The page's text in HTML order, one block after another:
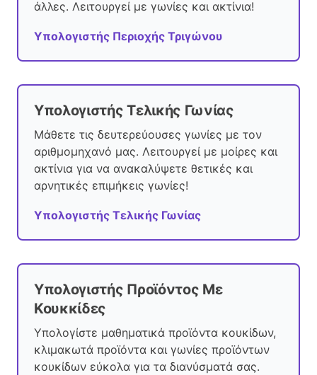
άλλες. Λειτουργεί με γωνίες και ακτίνια!
Υπολογιστής Περιοχής Τριγώνου
Υπολογιστής Τελικής Γωνίας
Μάθετε τις δευτερεύουσες γωνίες με τον
αριθμομηχανό μας. Λειτουργεί με μοίρες και
ακτίνια για να ανακαλύψετε θετικές και
αρνητικές επιμήκεις γωνίες!
Υπολογιστής Τελικής Γωνίας
Υπολογιστής Προϊόντος Με
Κουκκίδες
Υπολογίστε μαθηματικά προϊόντα κουκίδων,
κλιμακωτά προϊόντα και γωνίες προϊόντων
κουκίδων εύκολα για τα διανύσματά σας.